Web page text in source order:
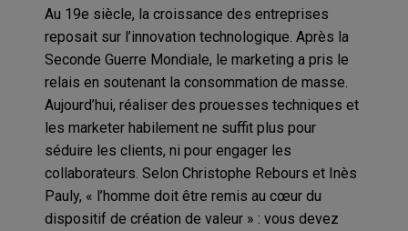
Au 19e siècle, la croissance des entreprises
reposait sur l’innovation technologique. Après la
Seconde Guerre Mondiale, le marketing a pris le
relais en soutenant la consommation de masse.
Aujourd’hui, réaliser des prouesses techniques et
les marketer habilement ne suffit plus pour
séduire les clients, ni pour engager les
collaborateurs. Selon Christophe Rebours et Inès
Pauly, « l’homme doit être remis au cœur du
dispositif de création de valeur » : vous devez